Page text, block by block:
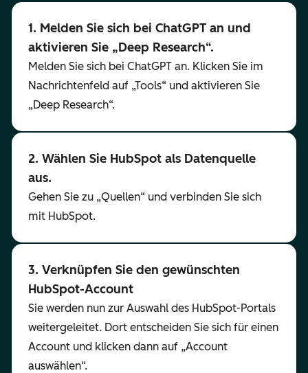
1. Melden Sie sich bei ChatGPT an und
aktivieren Sie „Deep Research“.
Melden Sie sich bei ChatGPT an. Klicken Sie im
Nachrichtenfeld auf „Tools“ und aktivieren Sie
„Deep Research“.
2. Wählen Sie HubSpot als Datenquelle
aus.
Gehen Sie zu „Quellen“ und verbinden Sie sich
mit HubSpot.
3. Verknüpfen Sie den gewünschten
HubSpot-Account
Sie werden nun zur Auswahl des HubSpot-Portals
weitergeleitet. Dort entscheiden Sie sich für einen
Account und klicken dann auf „Account
auswählen“.